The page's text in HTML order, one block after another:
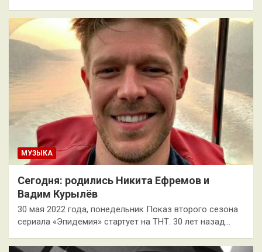
МУЗЫКА
Сегодня: родились Никита Ефремов и
Вадим Курылёв
30 мая 2022 года, понедельник Показ второго сезона
сериала «Эпидемия» стартует на ТНТ. 30 лет назад…